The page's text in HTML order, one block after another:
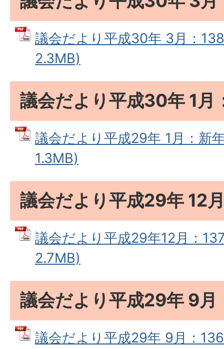
議会だより平成30年 3月：
2.3MB)
議会だより平成30年 1月
議会だより平成29年 1月：新
1.3MB)
議会だより平成29年 12
議会だより平成29年12月：
2.7MB)
議会だより平成29年 9月
議会だより平成29年 9月：